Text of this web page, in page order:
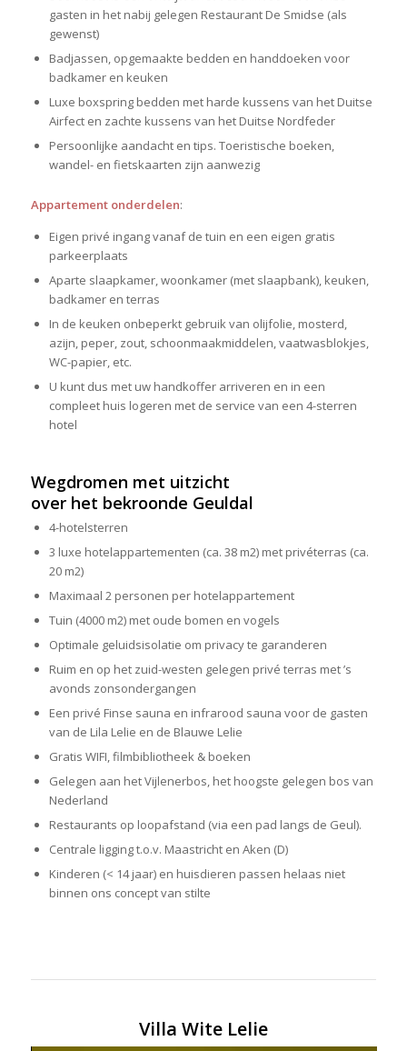
gasten in het nabij gelegen Restaurant De Smidse (als
gewenst)
Badjassen, opgemaakte bedden en handdoeken voor
badkamer en keuken
Luxe boxspring bedden met harde kussens van het Duitse
Airfect en zachte kussens van het Duitse Nordfeder
Persoonlijke aandacht en tips. Toeristische boeken,
wandel- en fietskaarten zijn aanwezig
Appartement onderdelen:
Eigen privé ingang vanaf de tuin en een eigen gratis
parkeerplaats
Aparte slaapkamer, woonkamer (met slaapbank), keuken,
badkamer en terras
In de keuken onbeperkt gebruik van olijfolie, mosterd,
azijn, peper, zout, schoonmaakmiddelen, vaatwasblokjes,
WC-papier, etc.
U kunt dus met uw handkoffer arriveren en in een
compleet huis logeren met de service van een 4-sterren
hotel
Wegdromen met uitzicht
over het bekroonde Geuldal
4-hotelsterren
3 luxe hotelappartementen (ca. 38 m2) met privéterras (ca.
20 m2)
Maximaal 2 personen per hotelappartement
Tuin (4000 m2) met oude bomen en vogels
Optimale geluidsisolatie om privacy te garanderen
Ruim en op het zuid-westen gelegen privé terras met ’s
avonds zonsondergangen
Een privé Finse sauna en infrarood sauna voor de gasten
van de Lila Lelie en de Blauwe Lelie
Gratis WIFI, filmbibliotheek & boeken
Gelegen aan het Vijlenerbos, het hoogste gelegen bos van
Nederland
Restaurants op loopafstand (via een pad langs de Geul).
Centrale ligging t.o.v. Maastricht en Aken (D)
Kinderen (< 14 jaar) en huisdieren passen helaas niet
binnen ons concept van stilte
Villa Wite Lelie